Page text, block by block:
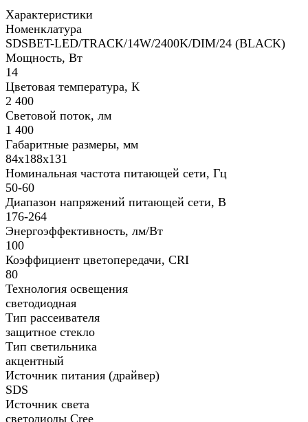
Характеристики
Номенклатура
SDSBET-LED/TRACK/14W/2400K/DIM/24 (BLACK)
Мощность, Вт
14
Цветовая температура, К
2 400
Световой поток, лм
1 400
Габаритные размеры, мм
84х188x131
Номинальная частота питающей сети, Гц
50-60
Диапазон напряжений питающей сети, В
176-264
Энергоэффективность, лм/Вт
100
Коэффициент цветопередачи, CRI
80
Технология освещения
светодиодная
Тип рассеивателя
защитное стекло
Тип светильника
акцентный
Источник питания (драйвер)
SDS
Источник света
светодиоды Cree